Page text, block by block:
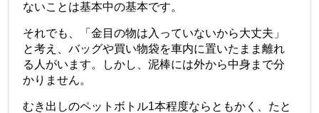
ないことは基本中の基本です。
それでも、「金目の物は入っていないから大丈夫」
と考え、バッグや買い物袋を車内に置いたまま離れ
る人がいます。しかし、泥棒には外から中身まで分
かりません。
むき出しのペットボトル1本程度ならともかく、たと